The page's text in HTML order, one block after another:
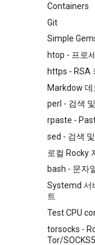
iftop - Live
mtr - 네트
nload -
nmcli - 자
nmtui - 네
bash -
Containers
도커 - 엔진
Podman
Git
Installing
CLI on
1st time
Linux
Editing or
an
Editing or
an
github.com
Feature
Fork and
Using git
Adding a
using git
Tracking
Simple
htop - 프로
https - RSA
Markdow 데
perl - 검색
rpaste -
sed - 검색
로컬 Rocky
bash - 문자
Systemd 서
트
Test CPU
torsocks -
Tor/SOCKS5